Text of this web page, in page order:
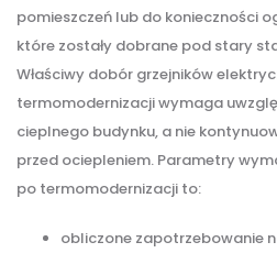
pomieszczeń lub do konieczności
które zostały dobrane pod stary
Właściwy dobór grzejników
termomodernizacji wymaga
cieplnego budynku, a nie
przed ociepleniem. Parametry
po termomodernizacji to:
obliczone zapotrzebowanie